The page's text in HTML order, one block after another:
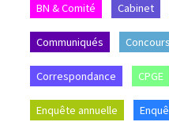
BN & Comité Cabinet
Communiqués Concours
Correspondance CPGE
Enquête annuelle